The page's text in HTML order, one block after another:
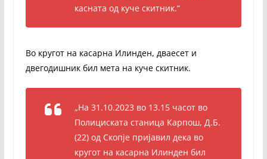
касната од куче скитник.“
Во кругот на касарна Илинден, дваесет и
двегодишник бил мета на куче скитник.
„На 31.10.2023 во 13.15 часот во
Полициската станица Карпош, Д.Б.
(22) од Скопје пријавил дека во
кругот на касарна Илинден бил